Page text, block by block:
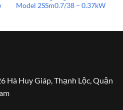
Model 2SSm0.7/38 – 0.37kW
Hà Huy Giáp, Thạnh Lộc, Quận